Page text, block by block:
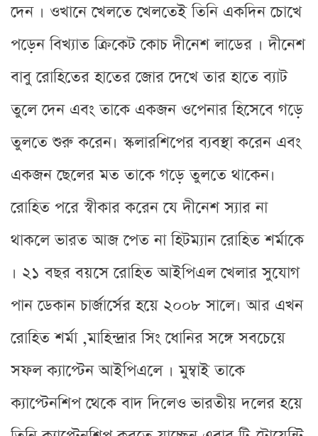
দেন । ওখানে খেলতে খেলতেই তিনি একদিন চোখে
পড়েন বিখ্যাত ক্রিকেট কোচ দীনেশ লাডের । দীনেশ
বাবু রোহিতের হাতের জোর দেখে তার হাতে ব্যাট
তুলে দেন এবং তাকে একজন ওপেনার হিসেবে গড়ে
তুলতে শুরু করেন। স্কলারশিপের ব্যবস্থা করেন এবং
একজন ছেলের মত তাকে গড়ে তুলতে থাকেন।
রোহিত পরে স্বীকার করেন যে দীনেশ স্যার না
থাকলে ভারত আজ পেত না হিটম্যান রোহিত শর্মাকে
। ২১ বছর বয়সে রোহিত আইপিএল খেলার সুযোগ
পান ডেকান চার্জার্সের হয়ে ২০০৮ সালে। আর এখন
রোহিত শর্মা ,মাহিন্দ্রার সিং ধোনির সঙ্গে সবচেয়ে
সফল ক্যাপ্টেন আইপিএলে । মুম্বাই তাকে
ক্যাপ্টেনশিপ থেকে বাদ দিলেও ভারতীয় দলের হয়ে